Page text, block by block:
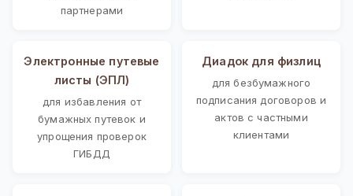
партнерами
Электронные путевые
листы (ЭПЛ)
для избавления от
бумажных путевок и
упрощения проверок
ГИБДД
Диадок для физлиц
для безбумажного
подписания договоров и
актов с частными
клиентами